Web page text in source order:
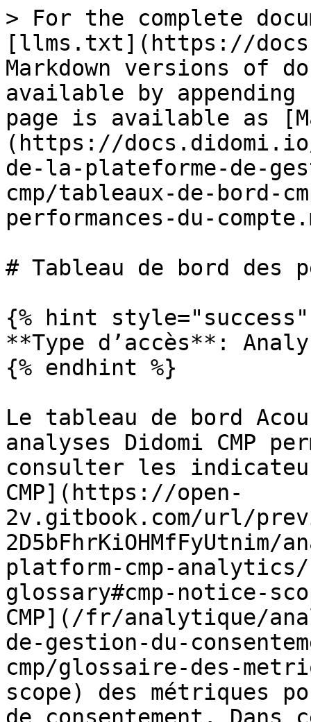
> For the complete
[llms.txt](https://
Markdown versions of
available by
page is available as
(https://
de-la-plateforme-de-
cmp/tableaux-de-bord-
performances-du-
# Tableau de bord des
{% hint style="success"
**Type d’accès**:
{% endhint %}
Le tableau de bord
analyses Didomi CMP
consulter les
CMP](https://open-
2v.gitbook.com/url/
platform-cmp-
glossary#cmp-notice-
CMP](/fr/analytique/
de-gestion-du-
cmp/glossaire-des-
scope) des métriques